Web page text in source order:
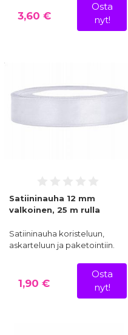
3,60 €
Osta
nyt!
Satiininauha 12 mm
valkoinen, 25 m rulla
Satiininauha koristeluun,
askarteluun ja paketointiin.
1,90 €
Osta
nyt!